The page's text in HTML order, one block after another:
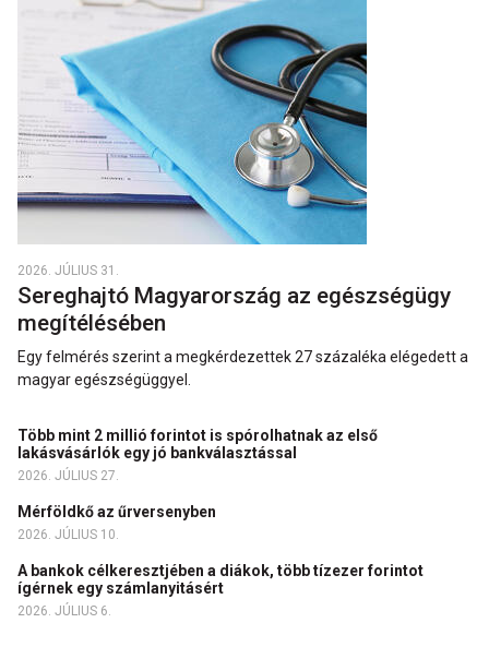
2026. JÚLIUS 31.
Sereghajtó Magyarország az egészségügy
megítélésében
Egy felmérés szerint a megkérdezettek 27 százaléka elégedett a
magyar egészségüggyel.
Több mint 2 millió forintot is spórolhatnak az első
lakásvásárlók egy jó bankválasztással
2026. JÚLIUS 27.
Mérföldkő az űrversenyben
2026. JÚLIUS 10.
A bankok célkeresztjében a diákok, több tízezer forintot
ígérnek egy számlanyitásért
2026. JÚLIUS 6.